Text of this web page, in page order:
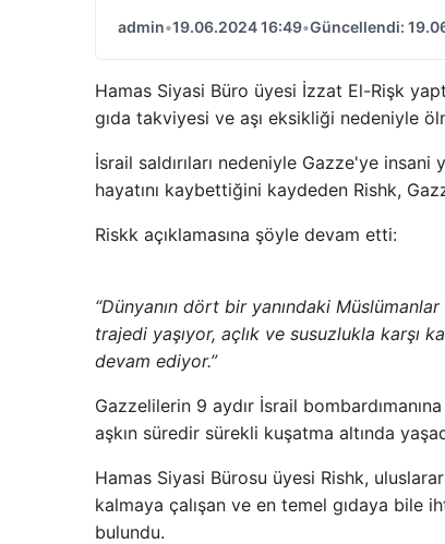
admin•19.06.2024 16:49•Güncellendi:
Hamas Siyasi Büro üyesi İzzat El-Rişk
gıda takviyesi ve aşı eksikliği nedeniyle
İsrail saldırıları nedeniyle Gazze'ye insani
hayatını kaybettiğini kaydeden Rishk,
Riskk açıklamasına şöyle devam etti:
“Dünyanın dört bir yanındaki
trajedi yaşıyor, açlık ve susuzlukla karşı
devam ediyor.”
Gazzelilerin 9 aydır İsrail bombardımanına
aşkın süredir sürekli kuşatma altında
Hamas Siyasi Bürosu üyesi Rishk,
kalmaya çalışan ve en temel gıdaya bile
bulundu.